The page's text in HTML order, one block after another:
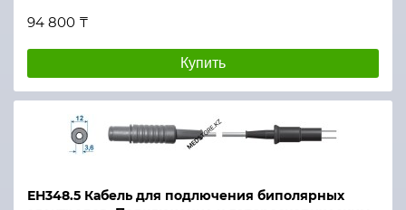
94 800 ₸
Купить
ЕН348.5 Кабель для подлючения биполярных